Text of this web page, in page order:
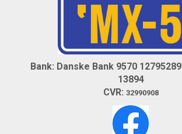
Bank: Danske Bank 9570 12795289
13894
CVR: 32990908